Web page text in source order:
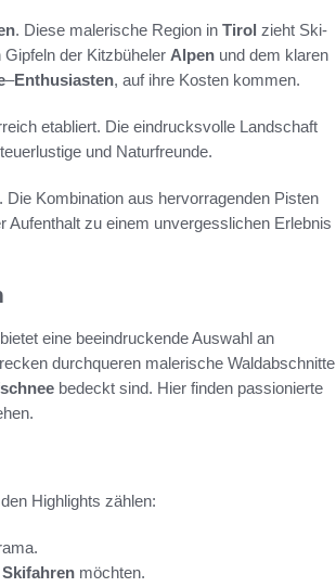
. Diese malerische Region in Tirol zieht Ski-
der Kitzbüheler Alpen und dem klaren
–Enthusiasten, auf ihre Kosten kommen.
etabliert. Die eindrucksvolle Landschaft
und Naturfreunde.
Kombination aus hervorragenden Pisten
Aufenthalt zu einem unvergesslichen Erlebnis
eine beeindruckende Auswahl an
durchqueren malerische Waldabschnitte
bedeckt sind. Hier finden passionierte
Highlights zählen:
Skifahren möchten.